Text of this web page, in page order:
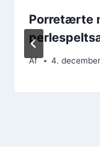
Porretærte
Af 4.